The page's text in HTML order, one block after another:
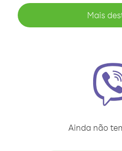
Mais
Ainda não